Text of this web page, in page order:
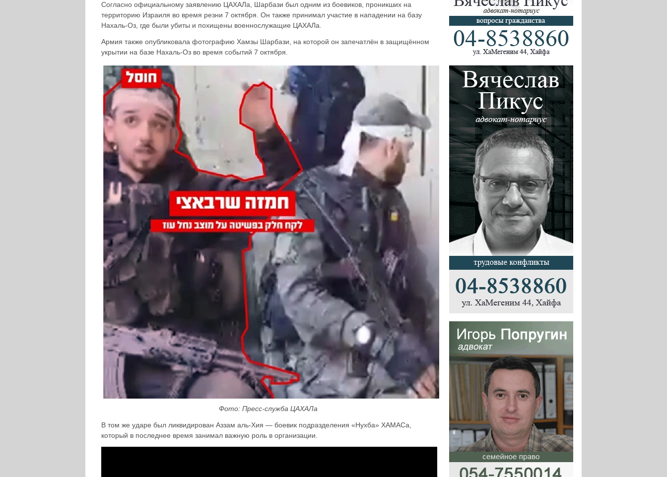
Согласно официальному заявлению ЦАХАЛа, Шарбази был одним из боевиков, проникших на
территорию Израиля во время резни 7 октября. Он также принимал участие в нападении на базу
Нахаль-Оз, где были убиты и похищены военнослужащие ЦАХАЛа.
Армия также опубликовала фотографию Хамзы Шарбази, на которой он запечатлён в защищённом
укрытии на базе Нахаль-Оз во время событий 7 октября.
Фото: Пресс-служба ЦАХАЛа
В том же ударе был ликвидирован Аззам аль-Хия — боевик подразделения «Нухба» ХАМАСа,
который в последнее время занимал важную роль в организации.